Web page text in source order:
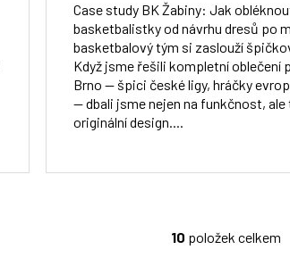
Case study BK Žabiny: Jak
basketbalistky od návrhu dresů po
basketbalový tým si zaslouží
Když jsme řešili kompletní oblečení
Brno — špici české ligy, hráčky
— dbali jsme nejen na funkčnost, ale
originální design....
O
10 položek celkem